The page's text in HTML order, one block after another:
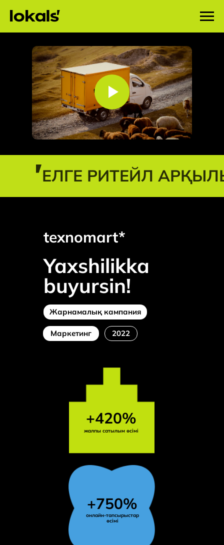
ЕЛГЕ РИТЕЙЛ
онлайн-тапсырыстар
өсімі
+750%
жалпы сатылым өсімі
+420%
texnomart*
Yaxshilikka
buyursin!
Жарнамалық кампания
Маркетинг 2022